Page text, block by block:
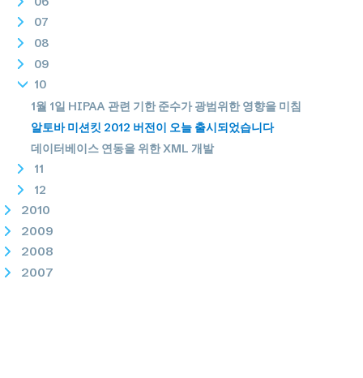
07
08
09
10
1월 1일 HIPAA 관련 기한 준수가 광범위한 영향을 미침
알토바 미션킷 2012 버전이 오늘 출시되었습니다
데이터베이스 연동을 위한 XML 개발
11
12
2010
2009
2008
2007